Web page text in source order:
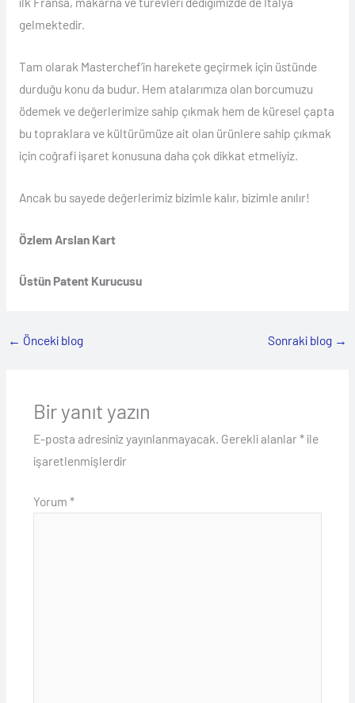
gelmektedir.
Tam olarak Masterchef’in harekete geçirmek için üstünde
durduğu konu da budur. Hem atalarımıza olan borcumuzu
ödemek ve değerlerimize sahip çıkmak hem de küresel çapta
bu topraklara ve kültürümüze ait olan ürünlere sahip çıkmak
için coğrafi işaret konusuna daha çok dikkat etmeliyiz.
Ancak bu sayede değerlerimiz bizimle kalır, bizimle anılır!
Özlem Arslan Kart
Üstün Patent Kurucusu
← Önceki blog Sonraki blog →
Bir yanıt yazın
E-posta adresiniz yayınlanmayacak. Gerekli alanlar*ile
işaretlenmişlerdir
Yorum *